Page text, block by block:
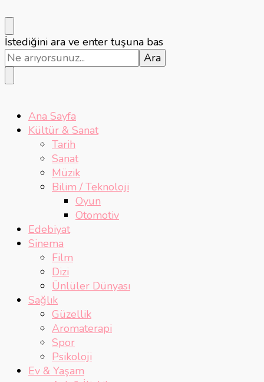
Bir
şey
mi
arıyorsunuz?
İstediğini ara ve enter tuşuna bas
Ana Sayfa
Kültür & Sanat
Tarih
Sanat
Müzik
Bilim / Teknoloji
Oyun
Otomotiv
Edebiyat
Sinema
Film
Dizi
Ünlüler Dünyası
Sağlık
Güzellik
Aromaterapi
Spor
Psikoloji
Ev & Yaşam